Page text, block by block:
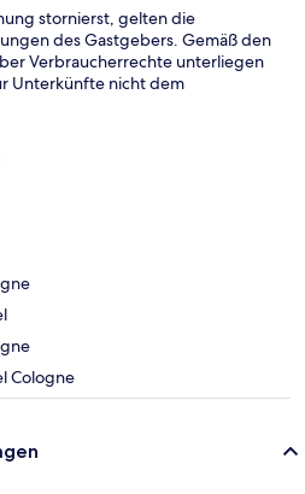
stornierst, gelten die
des Gastgebers. Gemäß den
Verbraucherrechte unterliegen
Unterkünfte nicht dem
Cologne